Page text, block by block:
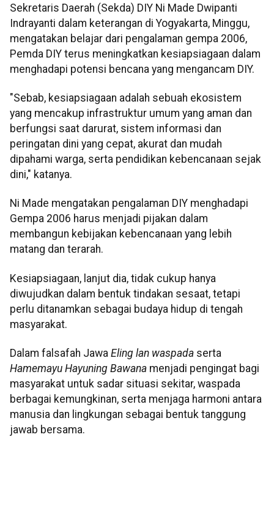
Sekretaris Daerah (Sekda) DIY Ni Made Dwipanti
Indrayanti dalam keterangan di Yogyakarta, Minggu,
mengatakan belajar dari pengalaman gempa 2006,
Pemda DIY terus meningkatkan kesiapsiagaan dalam
menghadapi potensi bencana yang mengancam DIY.
"Sebab, kesiapsiagaan adalah sebuah ekosistem
yang mencakup infrastruktur umum yang aman dan
berfungsi saat darurat, sistem informasi dan
peringatan dini yang cepat, akurat dan mudah
dipahami warga, serta pendidikan kebencanaan sejak
dini," katanya.
Ni Made mengatakan pengalaman DIY menghadapi
Gempa 2006 harus menjadi pijakan dalam
membangun kebijakan kebencanaan yang lebih
matang dan terarah.
Kesiapsiagaan, lanjut dia, tidak cukup hanya
diwujudkan dalam bentuk tindakan sesaat, tetapi
perlu ditanamkan sebagai budaya hidup di tengah
masyarakat.
Dalam falsafah Jawa Eling lan waspada serta
Hamemayu Hayuning Bawana menjadi pengingat bagi
masyarakat untuk sadar situasi sekitar, waspada
berbagai kemungkinan, serta menjaga harmoni antara
manusia dan lingkungan sebagai bentuk tanggung
jawab bersama.